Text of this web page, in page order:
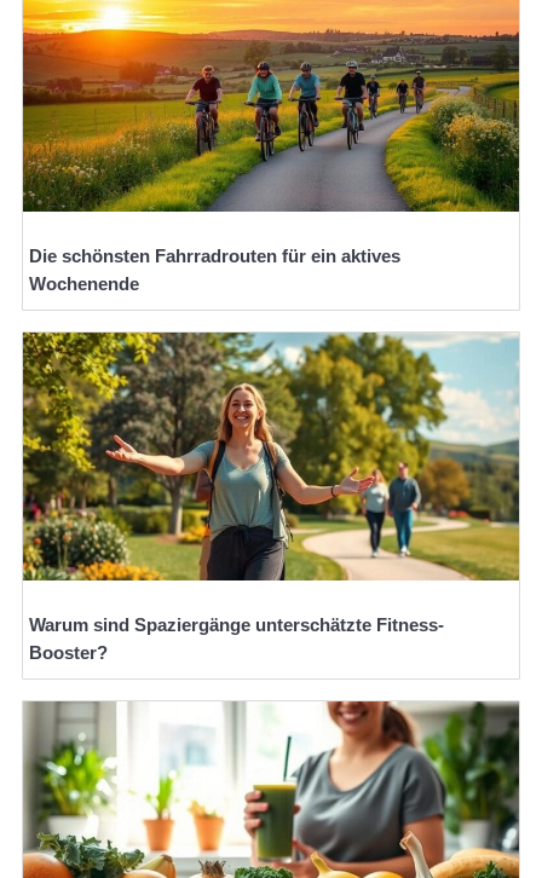
Die schönsten Fahrradrouten für ein aktives
Wochenende
Warum sind Spaziergänge unterschätzte Fitness-
Booster?